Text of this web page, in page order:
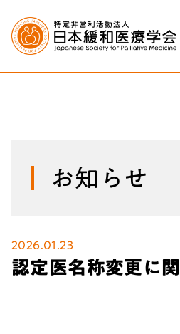
お知らせ
2026.01.23
認定医名称変更に